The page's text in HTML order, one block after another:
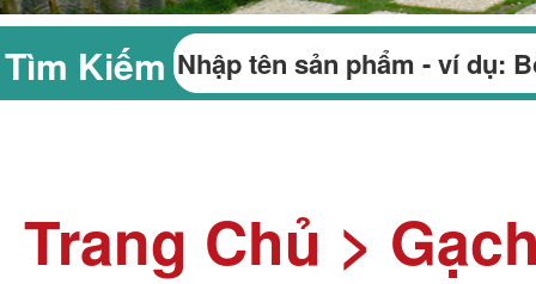
Tìm Kiếm
Trang Chủ >